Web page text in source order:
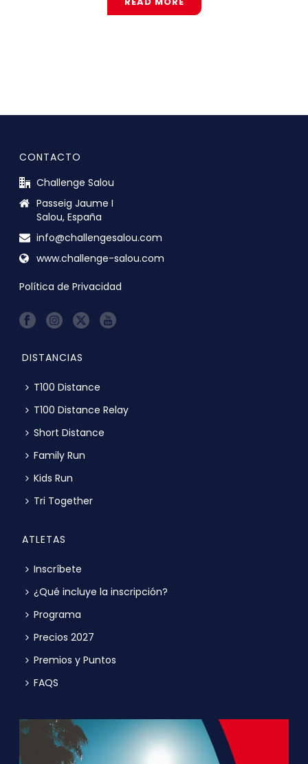
CONTACTO
Challenge Salou
Passeig Jaume I
Salou, España
info@challengesalou.com
www.challenge-salou.com
Política de Privacidad
DISTANCIAS
T100 Distance
T100 Distance Relay
Short Distance
Family Run
Kids Run
Tri Together
ATLETAS
Inscríbete
¿Qué incluye la inscripción?
Programa
Precios 2027
Premios y Puntos
FAQS